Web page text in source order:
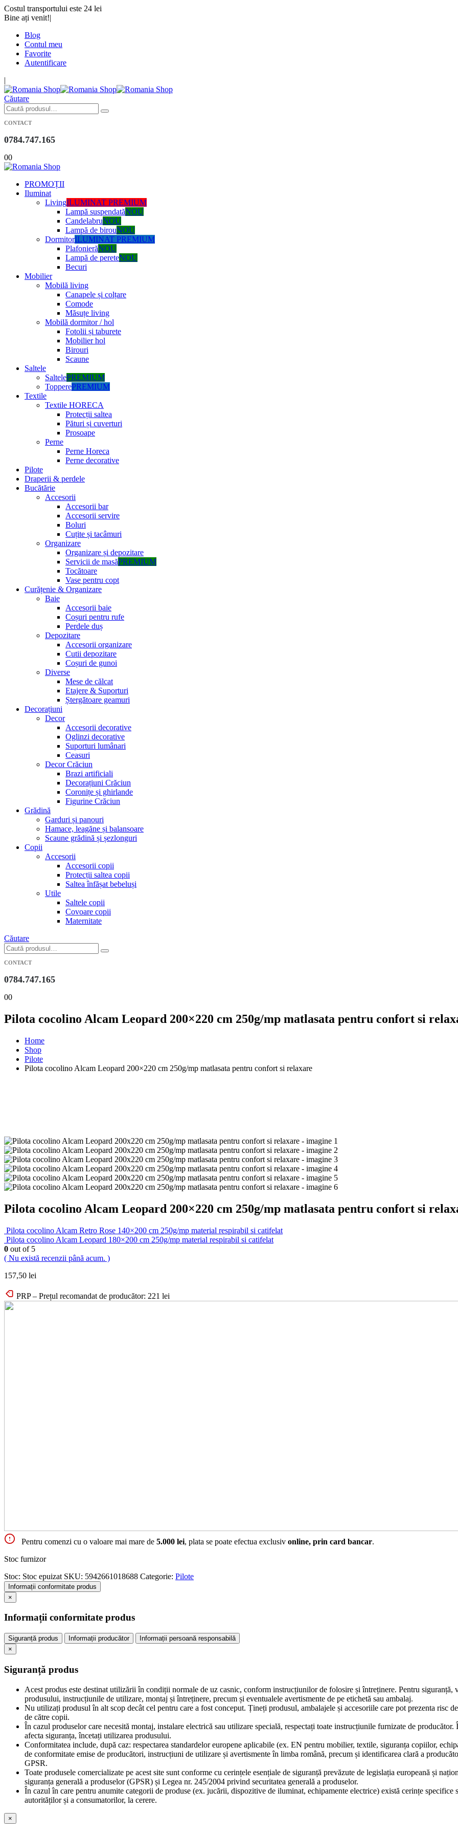
Costul transportului este 24 lei
Bine ați venit!|
Blog
Contul meu
Favorite
Autentificare
|
Căutare
CONTACT
0784.747.165
00
PROMOȚII
Iluminat
LivingILUMINAT PREMIUM
Lampă suspendatăNOU
CandelabruNOU
Lampă de birouNOU
DormitorILUMINAT PREMIUM
PlafonierăNOU
Lampă de pereteNOU
Becuri
Mobilier
Mobilă living
Canapele și colțare
Comode
Măsuțe living
Mobilă dormitor / hol
Fotolii și taburete
Mobilier hol
Birouri
Scaune
Saltele
SaltelePREMIUM
TopperePREMIUM
Textile
Textile HORECA
Protecții saltea
Pături și cuverturi
Prosoape
Perne
Perne Horeca
Perne decorative
Pilote
Draperii & perdele
Bucătărie
Accesorii
Accesorii bar
Accesorii servire
Boluri
Cuțite și tacâmuri
Organizare
Organizare și depozitare
Servicii de masăPREMIUM
Tocătoare
Vase pentru copt
Curățenie & Organizare
Baie
Accesorii baie
Coșuri pentru rufe
Perdele duș
Depozitare
Accesorii organizare
Cutii depozitare
Coșuri de gunoi
Diverse
Mese de călcat
Etajere & Suporturi
Ștergătoare geamuri
Decorațiuni
Decor
Accesorii decorative
Oglinzi decorative
Suporturi lumânari
Ceasuri
Decor Crăciun
Brazi artificiali
Decorațiuni Crăciun
Coronițe și ghirlande
Figurine Crăciun
Grădină
Garduri și panouri
Hamace, leagăne și balansoare
Scaune grădină și șezlonguri
Copii
Accesorii
Accesorii copii
Protecții saltea copii
Saltea înfășat bebeluși
Utile
Saltele copii
Covoare copii
Maternitate
Căutare
CONTACT
0784.747.165
00
Pilota cocolino Alcam Leopard 200×220 cm 250g/mp matlasata pentru confort si
Home
Shop
Pilote
Pilota cocolino Alcam Leopard 200×220 cm 250g/mp matlasata pentru confort si relaxare
Pilota cocolino Alcam Leopard 200×220 cm 250g/mp matlasata pentru confort si
Pilota cocolino Alcam Retro Rose 140×200 cm 250g/mp material respirabil si catifelat
Pilota cocolino Alcam Leopard 180×200 cm 250g/mp material respirabil si catifelat
0 out of 5
( Nu există recenzii până acum. )
157,50 lei
PRP – Prețul recomandat de producător: 221 lei
Pentru comenzi cu o valoare mai mare de 5.000 lei, plata se poate efectua exclusiv online, prin card bancar.
Stoc furnizor
Stoc: Stoc epuizat SKU: 5942661018688 Categorie: Pilote
Informații conformitate produs
×
Informații conformitate produs
Siguranță produs Informații producător
Informații persoană responsabilă
×
Siguranță produs
Acest produs este destinat utilizării în condiții normale de uz casnic, conform instrucțiunilor de folosire și întreținere. Pentru siguranță,
produsului, instrucțiunile de utilizare, montaj și întreținere, precum și eventualele avertismente de pe etichetă sau ambalaj.
Nu utilizați produsul în alt scop decât cel pentru care a fost conceput. Țineți produsul, ambalajele și accesoriile care pot prezenta risc
de către copii.
În cazul produselor care necesită montaj, instalare electrică sau utilizare specială, respectați toate instrucțiunile furnizate de
afecta siguranța, încetați utilizarea produsului.
Conformitatea include, după caz: respectarea standardelor europene aplicabile (ex. EN pentru mobilier, textile, siguranța copiilor,
de conformitate emise de producători, instrucțiuni de utilizare și avertismente în limba română, precum și identificarea clară a
GPSR.
Toate produsele comercializate pe acest site sunt conforme cu cerințele esențiale de siguranță prevăzute de legislația europeană și
siguranța generală a produselor (GPSR) și Legea nr. 245/2004 privind securitatea generală a produselor.
În cazul în care pentru anumite categorii de produse (ex. jucării, dispozitive de iluminat, echipamente electrice) există cerințe specifice
autorităților și a consumatorilor, la cerere.
×